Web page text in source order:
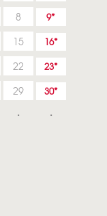
8 9
15 16
22 23
29 30